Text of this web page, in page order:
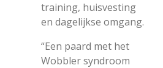
training, huisvesting
en dagelijkse omgang.
“Een paard met het
Wobbler syndroom